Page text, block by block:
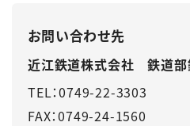
お問い合わせ先
近江鉄道株式会社 鉄道部
TEL：0749-22-3303
FAX：0749-24-1560